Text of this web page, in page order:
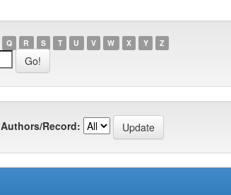
Q R S T U V W X Y Z
Authors/Record: